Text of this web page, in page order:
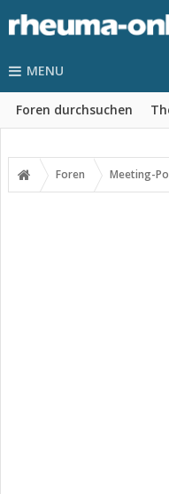
MENU
Foren durchsuchen
Foren Meeting-